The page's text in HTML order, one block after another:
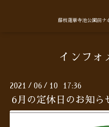
藤枝蓮華寺池公園前ナ
インフォ
2021 / 06 / 10 17:36
6月の定休日のお知ら